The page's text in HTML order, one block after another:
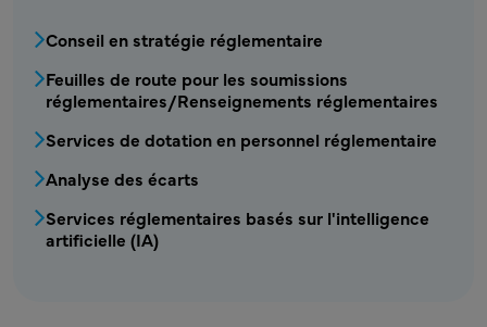
MPR - RA - Menu Stratégie réglementaire
Conseil en stratégie réglementaire
Feuilles de route pour les soumissions
réglementaires/Renseignements réglementaires
Services de dotation en personnel réglementaire
Analyse des écarts
Services réglementaires basés sur l'intelligence
artificielle (IA)